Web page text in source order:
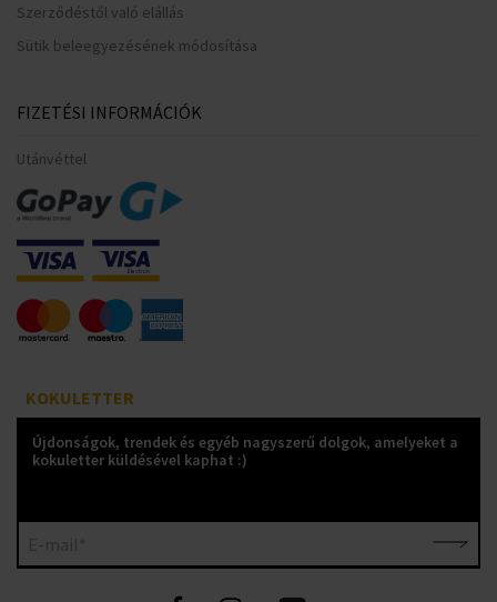
Szerződéstől való elállás
Sütik beleegyezésének módosítása
FIZETÉSI INFORMÁCIÓK
Utánvéttel
KOKULETTER
Újdonságok, trendek és egyéb nagyszerű dolgok, amelyeket a
kokuletter küldésével kaphat :)